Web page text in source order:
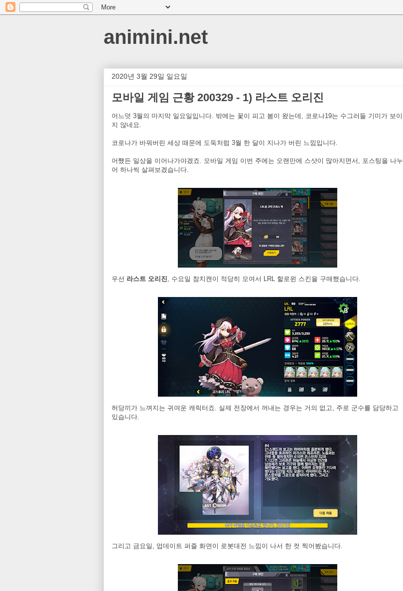
animini.net
2020년 3월 29일 일요일
모바일 게임 근황 200329 - 1) 라스트 오리진
어느덧 3월의 마지막 일요일입니다. 밖에는 꽃이 피고 봄이 왔는데, 코로나19는 수그러들 기미가 보이
지 않네요.
코로나가 바꿔버린 세상 때문에 도둑처럼 3월 한 달이 지나가 버린 느낌입니다.
어쨌든 일상을 이어나가야겠죠. 모바일 게임 이번 주에는 오랜만에 스샷이 많아지면서, 포스팅을 나누
어 하나씩 살펴보겠습니다.
우선 라스트 오리진, 수요일 참치캔이 적당히 모여서 LRL 할로윈 스킨을 구매했습니다.
허당끼가 느껴지는 귀여운 캐릭터죠. 실제 전장에서 꺼내는 경우는 거의 없고, 주로 군수를 담당하고
있습니다.
그리고 금요일, 업데이트 퍼즐 화면이 로봇대전 느낌이 나서 한 컷 찍어봤습니다.